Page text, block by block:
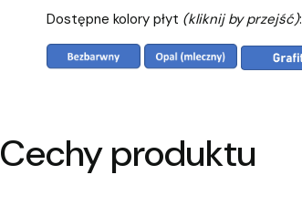
Dostępne kolory płyt (kliknij by przejść):
Cechy produktu